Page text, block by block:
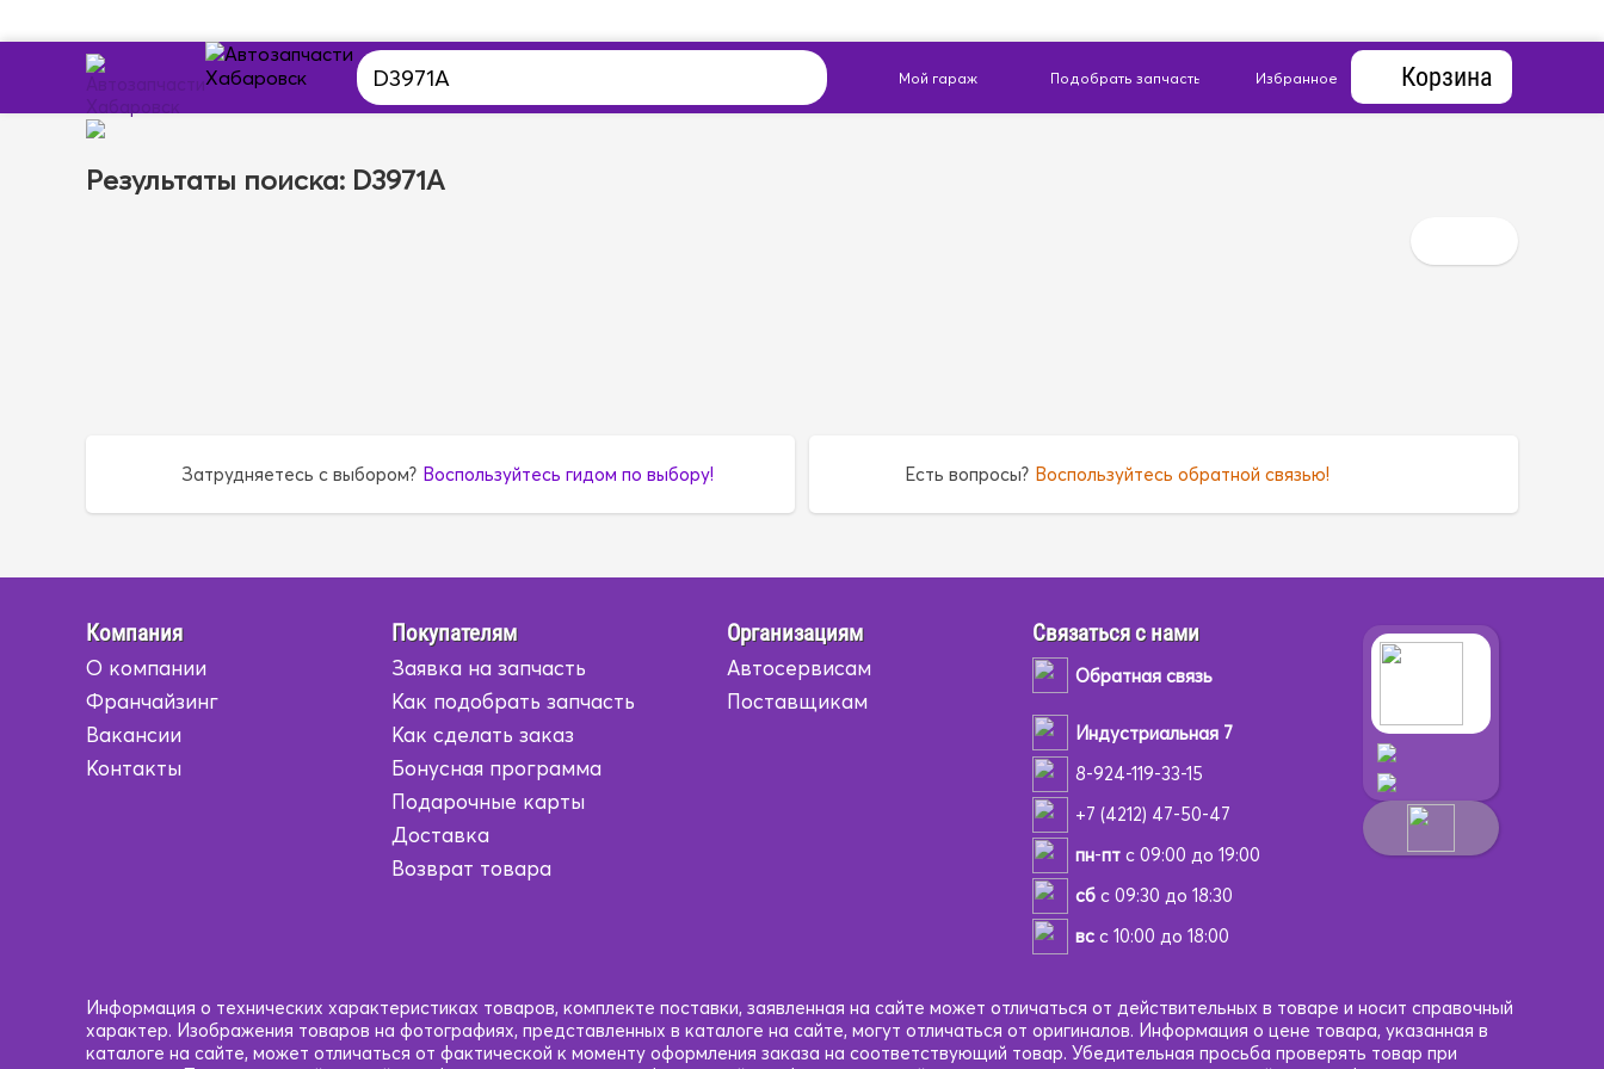
Корзина
Результаты поиска: D3971A
Затрудняетесь с выбором? Воспользуйтесь гидом по выбору! Есть вопросы? Воспользуйтесь обратной связью!
Компания
О компании
Франчайзинг
Вакансии
Контакты
Покупателям
Заявка на запчасть
Как подобрать запчасть
Как сделать заказ
Бонусная программа
Подарочные карты
Доставка
Возврат товара
Организациям
Автосервисам
Поставщикам
Связаться с нами
Обратная связь
Индустриальная 7
8-924-119-33-15
+7 (4212) 47-50-47
пн-птс 09:00 до 19:00
сбс 09:30 до 18:30
всс 10:00 до 18:00
Информация о технических характеристиках товаров, комплекте поставки, заявленная на сайте может отличаться от действительных в товаре и носит справочный
характер. Изображения товаров на фотографиях, представленных в каталоге на сайте, могут отличаться от оригиналов. Информация о цене товара, указанная в
каталоге на сайте, может отличаться от фактической к моменту оформления заказа на соответствующий товар. Убедительная просьба проверять товар при